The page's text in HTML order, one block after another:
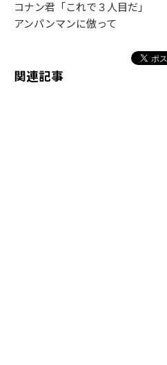
コナン君「これで３人目だ」
アンパンマンに倣って
関連記事